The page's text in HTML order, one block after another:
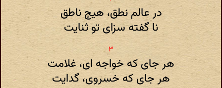
در عالم نطق، هیچ ناطق
نا گفته سزای تو ثنایت
هر جای که خواجه ای، غلامت
هر جای که خسروی، گدایت